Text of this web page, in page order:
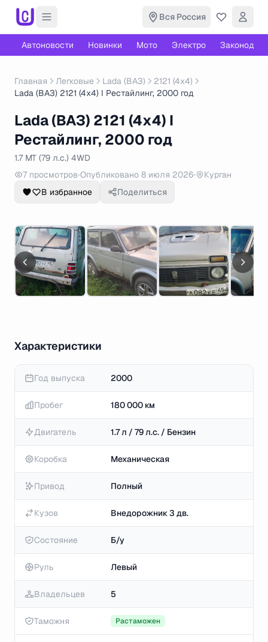
Вся Россия
Автоновости Новинки Мото Электро
Главная Легковые Lada (ВАЗ)
2121 (4x4)
Lada (ВАЗ) 2121 (4x4) I Рестайлинг, 2000 год
Lada (ВАЗ) 2121 (4x4) I
Рестайлинг, 2000 год
1.7 MT (79 л.с.) 4WD
7 просмотров•Опубликовано 8 июля 2026•
Курган
В избранное
Поделиться
Характеристики
Год выпуска 2000
Пробег 180 000 км
Двигатель 1.7 л / 79 л.с. / Бензин
Коробка Механическая
Привод Полный
Кузов Внедорожник 3 дв.
Состояние Б/у
Руль Левый
Владельцев 5
Таможня Растаможен